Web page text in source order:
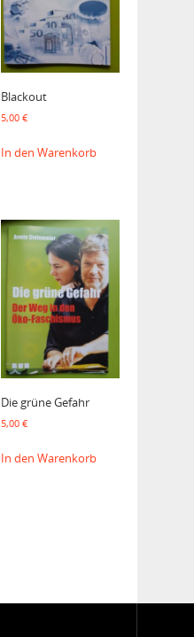
Blackout
5,00 €
In den Warenkorb
Die grüne Gefahr
5,00 €
In den Warenkorb